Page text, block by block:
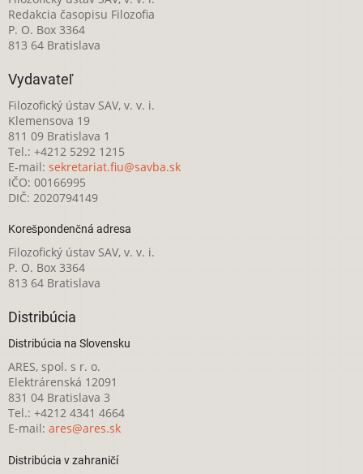
Redakcia časopisu Filozofia
P. O. Box 3364
813 64 Bratislava
Vydavateľ
Filozofický ústav SAV, v. v. i.
Klemensova 19
811 09 Bratislava 1
Tel.: +4212 5292 1215
E-mail: sekretariat.fiu@savba.sk
IČO: 00166995
DIČ: 2020794149
Korešpondenčná adresa
Filozofický ústav SAV, v. v. i.
P. O. Box 3364
813 64 Bratislava
Distribúcia
Distribúcia na Slovensku
ARES, spol. s r. o.
Elektrárenská 12091
831 04 Bratislava 3
Tel.: +4212 4341 4664
E-mail: ares@ares.sk
Distribúcia v zahraničí